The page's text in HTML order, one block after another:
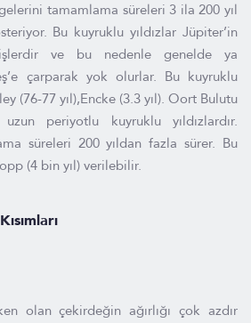
tamamlama süreleri 3 ila 200 yıl
Bu kuyruklu yıldızlar Jüpiter’in
ve bu nedenle genelde ya
çarparak yok olurlar. Bu kuyruklu
(76-77 yıl),Encke (3.3 yıl). Oort Bulutu
periyotlu kuyruklu yıldızlardır.
süreleri 200 yıldan fazla sürer. Bu
(4 bin yıl) verilebilir.
olan çekirdeğin ağırlığı çok azdır